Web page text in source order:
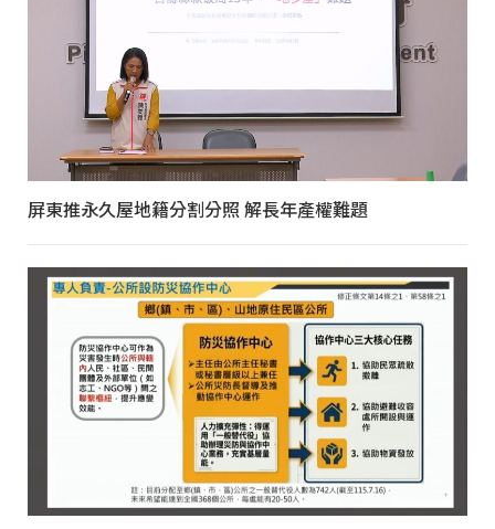
屏東推永久屋地籍分割分照 解長年產權難題